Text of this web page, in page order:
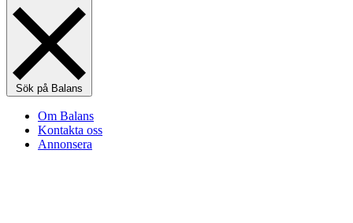
Sök på Balans
Om Balans
Kontakta oss
Annonsera